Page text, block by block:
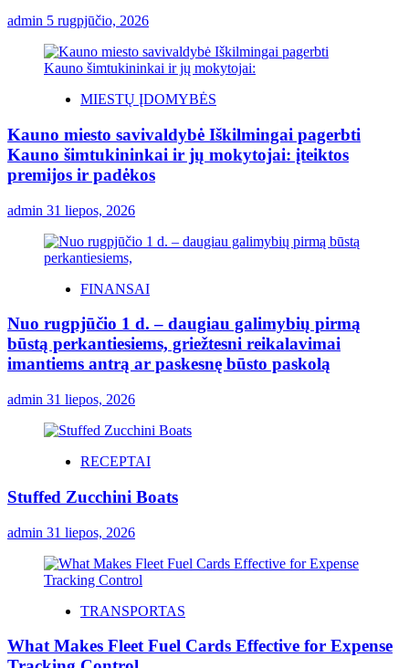
admin 5 rugpjūčio, 2026
MIESTŲ ĮDOMYBĖS
Kauno miesto savivaldybė Iškilmingai pagerbti
Kauno šimtukininkai ir jų mokytojai: įteiktos
premijos ir padėkos
admin 31 liepos, 2026
FINANSAI
Nuo rugpjūčio 1 d. – daugiau galimybių pirmą
būstą perkantiesiems, griežtesni reikalavimai
imantiems antrą ar paskesnę būsto paskolą
admin 31 liepos, 2026
RECEPTAI
Stuffed Zucchini Boats
admin 31 liepos, 2026
TRANSPORTAS
What Makes Fleet Fuel Cards Effective for Expense